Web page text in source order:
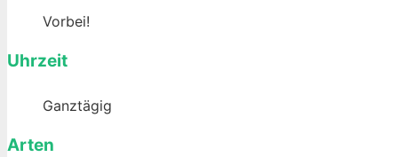
Vorbei!
Uhrzeit
Ganztägig
Arten